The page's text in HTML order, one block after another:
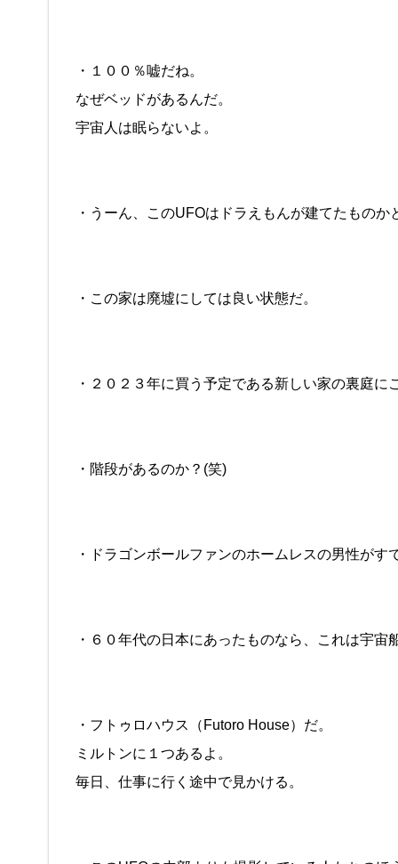
・１００％嘘だね。
なぜベッドがあるんだ。
宇宙人は眠らないよ。
・うーん、このUFOはドラえもんが建てたものか
・この家は廃墟にしては良い状態だ。
・２０２３年に買う予定である新しい家の裏庭に
・階段があるのか？(笑)
・ドラゴンボールファンのホームレスの男性がす
・６０年代の日本にあったものなら、これは宇宙
・フトゥロハウス（Futoro House）だ。
ミルトンに１つあるよ。
毎日、仕事に行く途中で見かける。